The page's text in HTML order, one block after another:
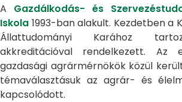
A Gazdálkodás- és
Iskola 1993-ban alakult. Kezdetben a
Állattudományi Karához
akkreditációval rendelkezett. Az
gazdasági agrármérnökök közül
témaválasztásuk az agrár- és
kapcsolódott.